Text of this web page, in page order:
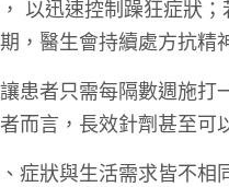
以迅速控制躁狂症狀
，醫生會持續處方抗精
患者只需每隔數週施
而言，長效針劑甚至可
症狀與生活需求皆不